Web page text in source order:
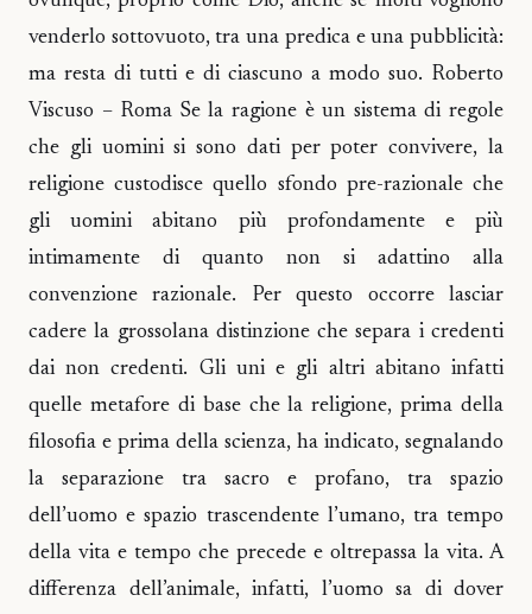
venderlo sottovuoto, tra una predica e una pubblicità:
ma resta di tutti e di ciascuno a modo suo. Roberto
Viscuso – Roma Se la ragione è un sistema di regole
che gli uomini si sono dati per poter convivere, la
religione custodisce quello sfondo pre-razionale che
gli uomini abitano più profondamente e più
intimamente di quanto non si adattino alla
convenzione razionale. Per questo occorre lasciar
cadere la grossolana distinzione che separa i credenti
dai non credenti. Gli uni e gli altri abitano infatti
quelle metafore di base che la religione, prima della
filosofia e prima della scienza, ha indicato, segnalando
la separazione tra sacro e profano, tra spazio
dell’uomo e spazio trascendente l’umano, tra tempo
della vita e tempo che precede e oltrepassa la vita. A
differenza dell’animale, infatti, l’uomo sa di dover